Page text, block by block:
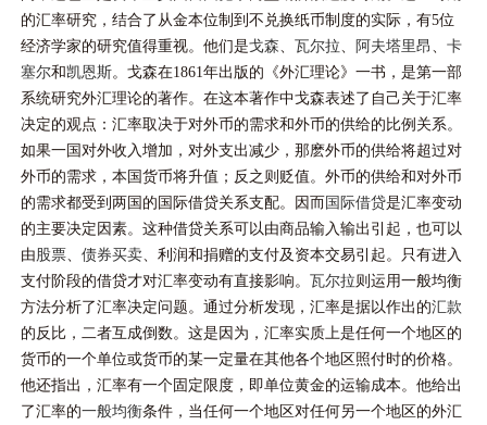
的汇率研究，结合了从金本位制到不兑换纸币制度的实际，有5位
经济学家的研究值得重视。他们是戈森、瓦尔拉、 阿夫塔里昂 、卡
塞尔和凯恩斯。戈森在1861年出版的《外汇理论》一书，是第一部
系统研究外汇理论的著作。在这本著作中戈森表述了自己关于汇率
决定的观点：汇率取决于对外币的需求和外币的供给的比例关系。
如果一国对外收入增加，对外支出减少，那麽外币的供给将超过对
外币的需求，本国货币将升值；反之则贬值。外币的供给和对外币
的需求都受到两国的国际借贷关系支配。因而 国际借贷是汇率变动
的主要决定因素。这种借贷关系可以由商品输入输出引起，也可以
由股票、债券买卖、利润和捐赠的支付及资本交易引起。只有进入
支付阶段的借贷才对汇率变动有直接影响。瓦尔拉则运用一般均衡
方法分析了汇率决定问题。通过分析发现，汇率是据以作出的汇款
的反比，二者互成倒数。这是因为，汇率实质上是任何一个地区的
货币的一个单位或货币的某一定量在其他各个地区照付时的价格。
他还指出，汇率有一个固定限度，即单位黄金的运输成本。他给出
了汇率的一般均衡条件，当任何一个地区对任何另一个地区的外汇